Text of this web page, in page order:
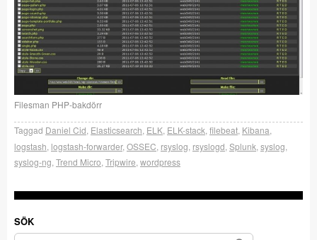
Filesman PHP-bakdörr
Taggad Daniel Cid Elasticsearch ELK ELK-stack filebeat Kibana
logstash logstash-forwarder, OSSEC rsyslog rsyslogd Splunk syslog
syslog-ng Trend Micro Tripwire wordpress
SÖK